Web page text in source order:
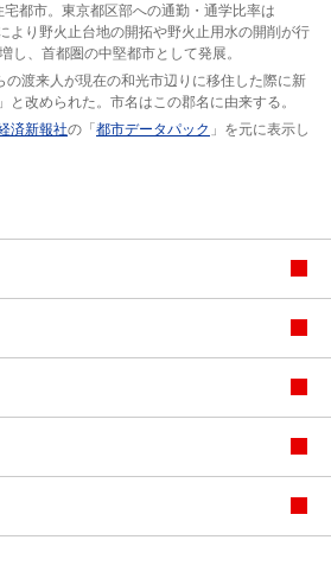
都市。東京都区部への通勤・通学比率は
より野火止台地の開拓や野火止用水の開削が行
し、首都圏の中堅都市として発展。
渡来人が現在の和光市辺りに移住した際に新
と改められた。市名はこの郡名に由来する。
済新報社の「都市データパック 」を元に表示し